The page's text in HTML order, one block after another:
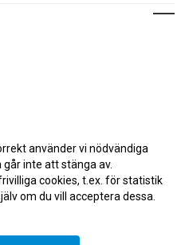
använder vi nödvändiga
inte att stänga av.
cookies, t.ex. för statistik
om du vill acceptera dessa.